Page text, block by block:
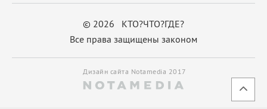
© 2026 КТО?ЧТО?ГДЕ?
Все права защищены законом
Дизайн сайта Notamedia 2017